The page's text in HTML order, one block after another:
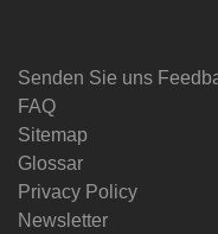
Senden Sie uns
FAQ
Sitemap
Glossar
Privacy Policy
Newsletter